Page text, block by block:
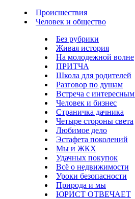
Происшествия
Человек и общество
Без рубрики
Живая история
На молодежной волне
ПРИТЧА
Школа для родителей
Разговор по душам
Встреча с
Человек и бизнес
Страничка дачника
Четыре стороны света
Любимое дело
Эстафета поколений
Мы и ЖКХ
Удачных покупок
Всё о недвижимости
Уроки безопасности
Природа и мы
ЮРИСТ ОТВЕЧАЕТ